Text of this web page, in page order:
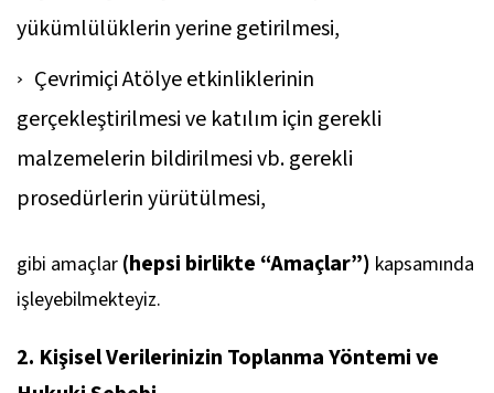
yükümlülüklerin yerine getirilmesi,
Çevrimiçi Atölye etkinliklerinin
gerçekleştirilmesi ve katılım için gerekli
malzemelerin bildirilmesi vb. gerekli
prosedürlerin yürütülmesi,
gibi amaçlar (hepsi birlikte “Amaçlar”) kapsamında
işleyebilmekteyiz.
2. Kişisel Verilerinizin Toplanma Yöntemi ve